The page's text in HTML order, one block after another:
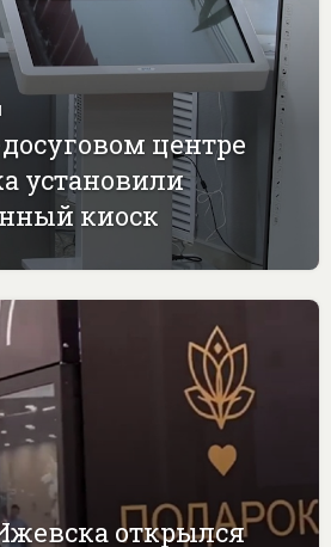
центре
установили
киоск
открылся